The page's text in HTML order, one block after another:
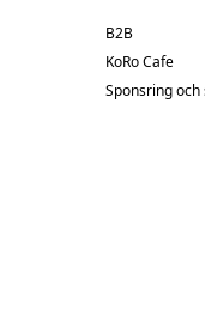
B2B
KoRo Cafe
Sponsring